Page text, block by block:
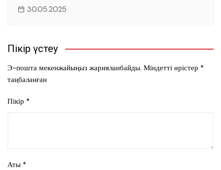
30.05.2025
Пікір үстеу
Э-пошта мекенжайыңыз жарияланбайды. Міндетті өрістер *
таңбаланған
Пікір *
Аты *